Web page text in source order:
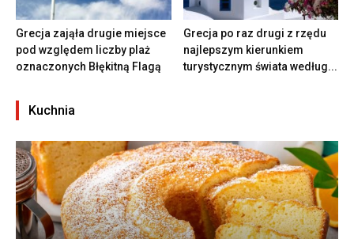
Grecja zająła drugie miejsce
pod względem liczby plaż
oznaczonych Błękitną Flagą
Grecja po raz drugi z rzędu
najlepszym kierunkiem
turystycznym świata według...
Kuchnia